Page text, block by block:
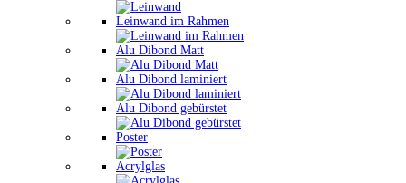
Leinwand im Rahmen
Alu Dibond Matt
Alu Dibond laminiert
Alu Dibond gebürstet
Poster
Acrylglas